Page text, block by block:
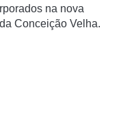
na nova
Conceição Velha.